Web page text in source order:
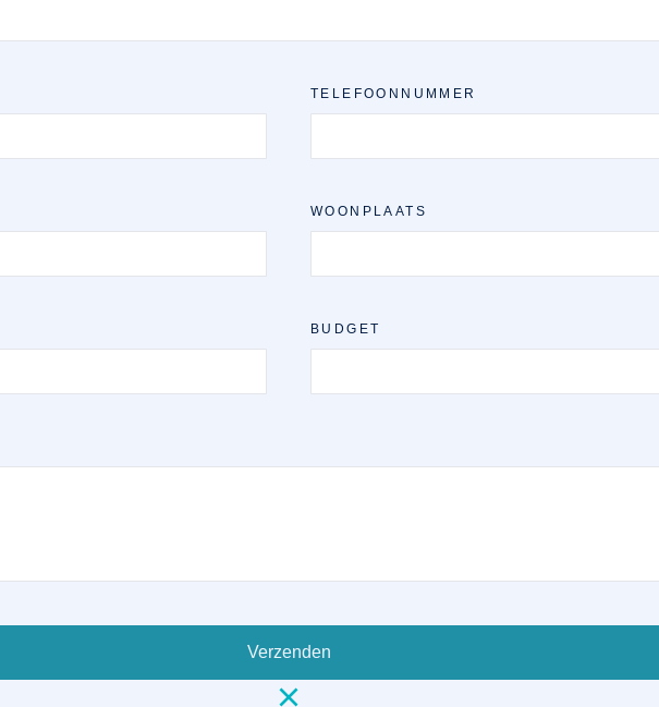
TELEFOONNUMMER
WOONPLAATS
BUDGET
Verzenden